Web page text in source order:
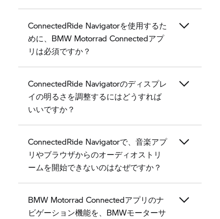
ConnectedRide Navigatorを使用するた
めに、BMW Motorrad Connectedアプ
リは必須ですか？
ConnectedRide Navigatorのディスプレ
イの明るさを調整するにはどうすれば
いいですか？
ConnectedRide Navigatorで、音楽アプ
リやブラウザからのオーディオストリ
ームを開始できないのはなぜですか？
BMW Motorrad Connectedアプリのナ
ビゲーション機能を、BMWモーターサ